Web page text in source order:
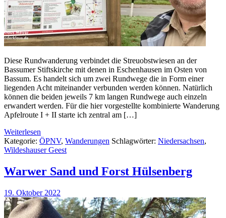
Diese Rundwanderung verbindet die Streuobstwiesen an der
Bassumer Stiftskirche mit denen in Eschenhausen im Osten von
Bassum. Es handelt sich um zwei Rundwege die in Form einer
liegenden Acht miteinander verbunden werden können. Natürlich
können die beiden jeweils 7 km langen Rundwege auch einzeln
erwandert werden. Für die hier vorgestellte kombinierte Wanderung
Apfelroute I + II starte ich zentral am […]
Weiterlesen
Kategorie: ÖPNV, Wanderungen Schlagwörter: Niedersachsen,
Wildeshauser Geest
Warwer Sand und Forst Hülsenberg
19. Oktober 2022